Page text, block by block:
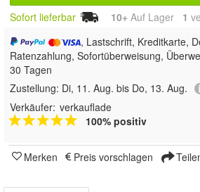
Sofort lieferbar 10+ Auf Lager 1
, Lastschrift, Kreditkarte,
Ratenzahlung, Sofortüberweisung,
30 Tagen
Zustellung: Di, 11. Aug. bis Do, 13. Aug.
Verkäufer: verkauflade
100% positiv
Merken Preis vorschlagen